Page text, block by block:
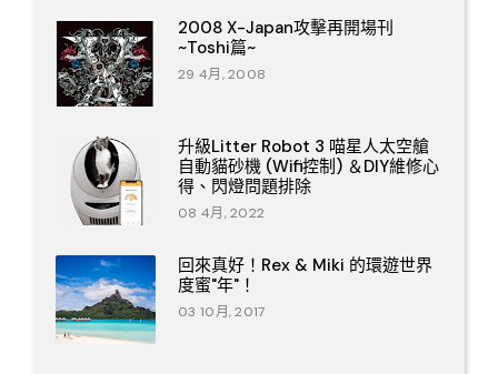
2008 X-Japan攻擊再開場刊
~Toshi篇~
29 4月, 2008
升級Litter Robot 3 喵星人太空艙
自動貓砂機 (Wifi控制) ＆DIY維修心
得、閃燈問題排除
08 4月, 2022
回來真好！Rex & Miki 的環遊世界
度蜜"年"！
03 10月, 2017